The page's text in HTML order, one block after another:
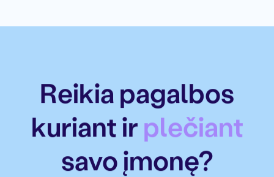
Reikia pagalbos
kuriant irplečiant
savo įmonę?